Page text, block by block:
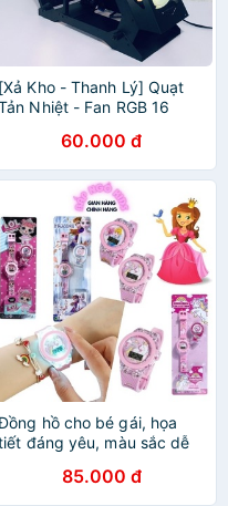
[Xả Kho - Thanh Lý] Quạt
Nhiệt - Fan RGB 16
Ứng - Làm Mát - Tăng Tuổi
Cho Các Linh Kiện
60.000 đ
hồ cho bé gái, họa
đáng yêu, màu sắc dễ
đến 10 tuổi Bắp Ngô Kids
85.000 đ